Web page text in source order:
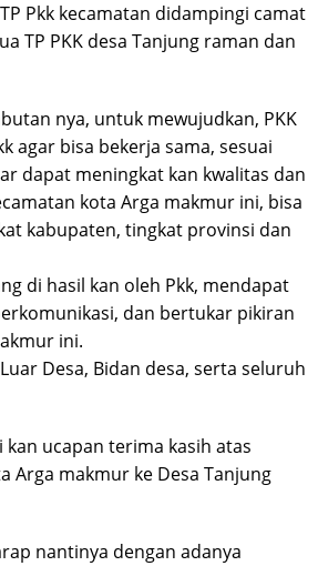
Pkk kecamatan didampingi camat
TP PKK desa Tanjung raman dan
nya, untuk mewujudkan, PKK
agar bisa bekerja sama, sesuai
dapat meningkat kan kwalitas dan
kota Arga makmur ini, bisa
kabupaten, tingkat provinsi dan
di hasil kan oleh Pkk, mendapat
dan bertukar pikiran
ini.
Desa, Bidan desa, serta seluruh
kan ucapan terima kasih atas
Arga makmur ke Desa Tanjung
nantinya dengan adanya